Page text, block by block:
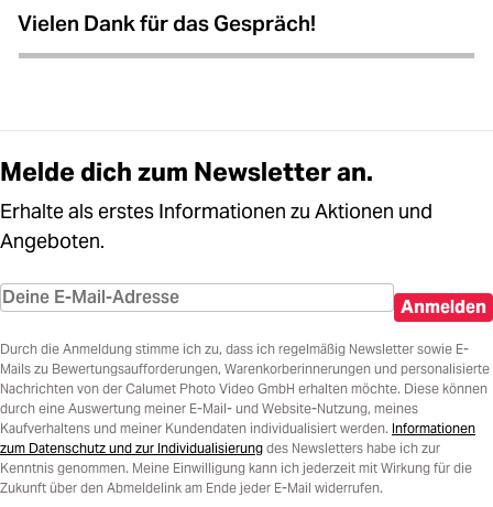
Vielen Dank für das Gespräch!
Melde dich zum Newsletter an.
Erhalte als erstes Informationen zu Aktionen und
Angeboten.
Anmelden
Durch die Anmeldung stimme ich zu, dass ich regelmäßig Newsletter sowie E-
Mails zu Bewertungsaufforderungen, Warenkorberinnerungen und personalisierte
Nachrichten von der Calumet Photo Video GmbH erhalten möchte. Diese können
durch eine Auswertung meiner E-Mail- und Website-Nutzung, meines
Kaufverhaltens und meiner Kundendaten individualisiert werden. Informationen
zum Datenschutz und zur Individualisierung des Newsletters habe ich zur
Kenntnis genommen. Meine Einwilligung kann ich jederzeit mit Wirkung für die
Zukunft über den Abmeldelink am Ende jeder E-Mail widerrufen.